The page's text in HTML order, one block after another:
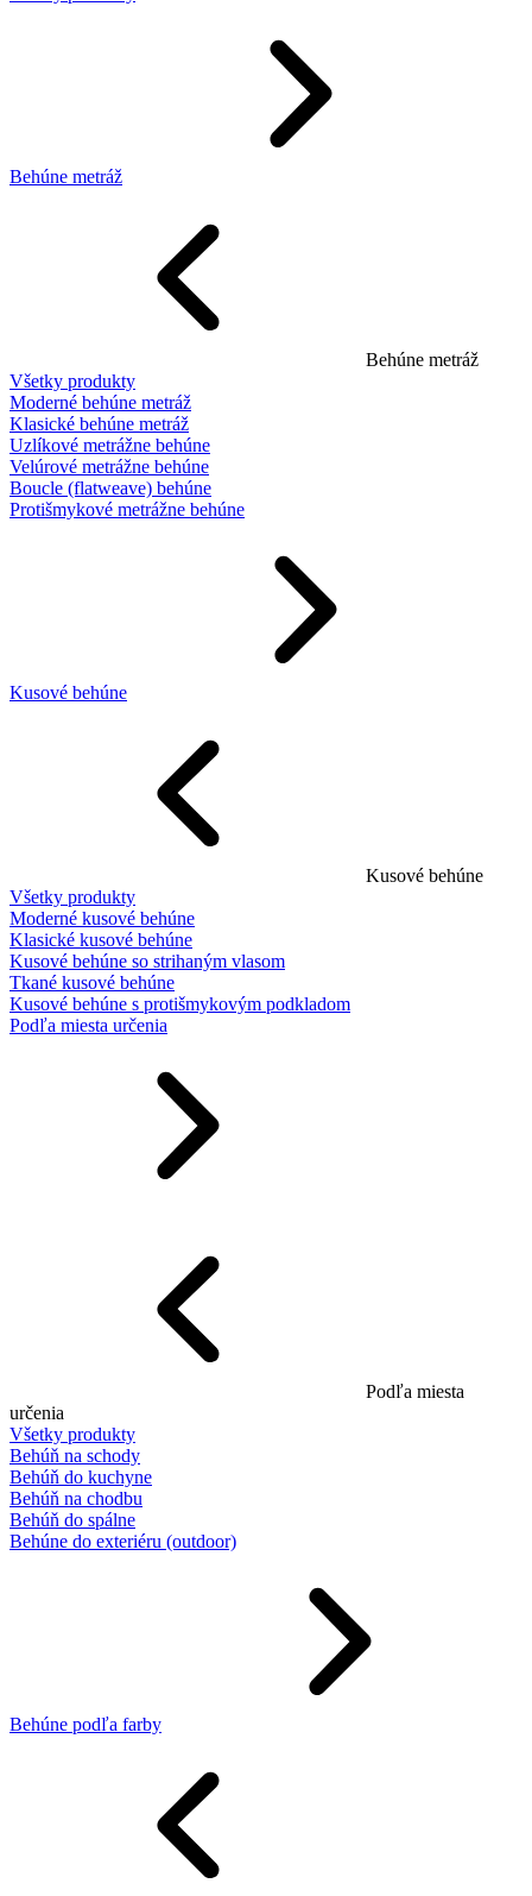
Behúne metráž
Behúne metráž
Všetky produkty
Moderné behúne metráž
Klasické behúne metráž
Uzlíkové metrážne behúne
Velúrové metrážne behúne
Boucle (flatweave) behúne
Protišmykové metrážne behúne
Kusové behúne
Kusové behúne
Všetky produkty
Moderné kusové behúne
Klasické kusové behúne
Kusové behúne so strihaným vlasom
Tkané kusové behúne
Kusové behúne s protišmykovým podkladom
Podľa miesta určenia
Podľa miesta
určenia
Všetky produkty
Behúň na schody
Behúň do kuchyne
Behúň na chodbu
Behúň do spálne
Behúne do exteriéru (outdoor)
Behúne podľa farby